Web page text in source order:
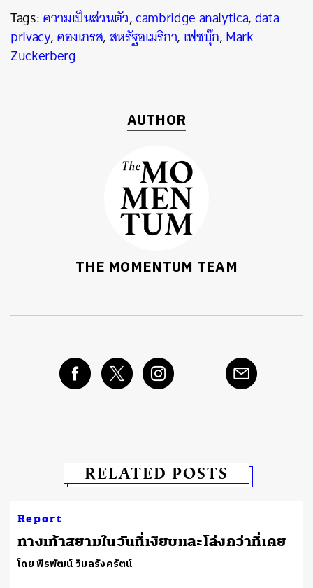
Tags:ความเป็นส่วนตัว,cambridge analytica,data
privacy,คองเกรส,สหรัฐอเมริกา, เฟซบุ๊ก,Mark
Zuckerberg
AUTHOR
THE MOMENTUM TEAM
RELATED POSTS
Report
ทางเท้าสยามในวันที่เงียบและโล่งกว่าที่เคย
โดย พีรพัฒน์ วิมลรังครัตน์